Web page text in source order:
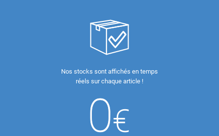
Nos stocks sont affichés en temps
réels sur chaque article !